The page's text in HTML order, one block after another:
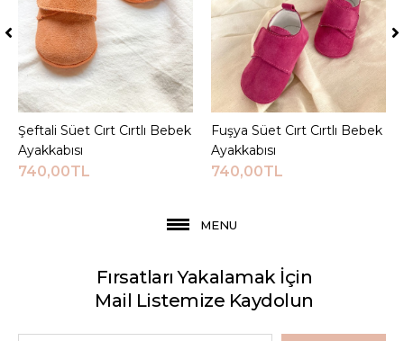
Sepete Ekle
Şeftali Süet Cırt Cırtlı Bebek
Ayakkabısı
740,00TL
Sepete Ekle
Fuşya Süet Cırt Cırtlı Bebek
Ayakkabısı
740,00TL
MENU
Fırsatları Yakalamak İçin
Mail Listemize Kaydolun